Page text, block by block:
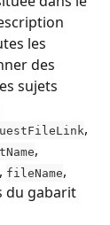
les
des
sujets
,
,
, fileName,
du gabarit